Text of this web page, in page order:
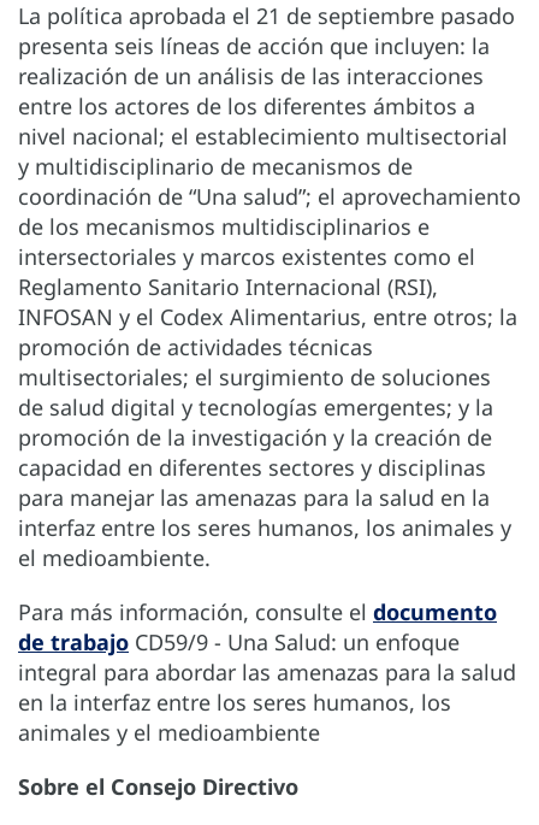
La política aprobada el 21 de septiembre pasado
presenta seis líneas de acción que incluyen: la
realización de un análisis de las interacciones
entre los actores de los diferentes ámbitos a
nivel nacional; el establecimiento multisectorial
y multidisciplinario de mecanismos de
coordinación de “Una salud”; el aprovechamiento
de los mecanismos multidisciplinarios e
intersectoriales y marcos existentes como el
Reglamento Sanitario Internacional (RSI),
INFOSAN y el Codex Alimentarius, entre otros; la
promoción de actividades técnicas
multisectoriales; el surgimiento de soluciones
de salud digital y tecnologías emergentes; y la
promoción de la investigación y la creación de
capacidad en diferentes sectores y disciplinas
para manejar las amenazas para la salud en la
interfaz entre los seres humanos, los animales y
el medioambiente.
Para más información, consulte el documento
de trabajo CD59/9 - Una Salud: un enfoque
integral para abordar las amenazas para la salud
en la interfaz entre los seres humanos, los
animales y el medioambiente
Sobre el Consejo Directivo